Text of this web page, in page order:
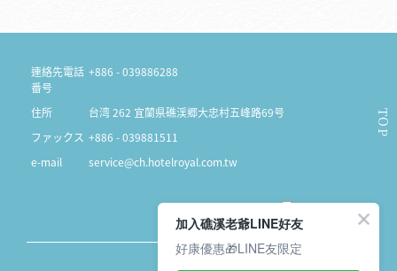
TOP
連絡先電話
番号
+886 - 039886288
住所
台湾 262 宜蘭県礁渓郷大忠村五峰路69号
ファックス +886 - 039881511
e-mail
service@ch.hotelroyal.com.tw
加入礁溪老爺LINE好友
好康優惠🎁LINE友限定